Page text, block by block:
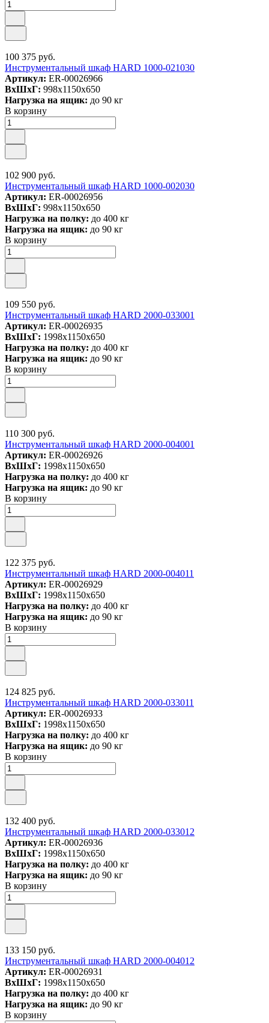
100 375 руб.
Инструментальный шкаф HARD 1000-021030
Артикул: ER-00026966
ВxШxГ: 998x1150x650
Нагрузка на ящик: до 90 кг
В корзину
102 900 руб.
Инструментальный шкаф HARD 1000-002030
Артикул: ER-00026956
ВxШxГ: 998x1150x650
Нагрузка на полку: до 400 кг
Нагрузка на ящик: до 90 кг
В корзину
109 550 руб.
Инструментальный шкаф HARD 2000-033001
Артикул: ER-00026935
ВxШxГ: 1998x1150x650
Нагрузка на полку: до 400 кг
Нагрузка на ящик: до 90 кг
В корзину
110 300 руб.
Инструментальный шкаф HARD 2000-004001
Артикул: ER-00026926
ВxШxГ: 1998x1150x650
Нагрузка на полку: до 400 кг
Нагрузка на ящик: до 90 кг
В корзину
122 375 руб.
Инструментальный шкаф HARD 2000-004011
Артикул: ER-00026929
ВxШxГ: 1998x1150x650
Нагрузка на полку: до 400 кг
Нагрузка на ящик: до 90 кг
В корзину
124 825 руб.
Инструментальный шкаф HARD 2000-033011
Артикул: ER-00026933
ВxШxГ: 1998x1150x650
Нагрузка на полку: до 400 кг
Нагрузка на ящик: до 90 кг
В корзину
132 400 руб.
Инструментальный шкаф HARD 2000-033012
Артикул: ER-00026936
ВxШxГ: 1998x1150x650
Нагрузка на полку: до 400 кг
Нагрузка на ящик: до 90 кг
В корзину
133 150 руб.
Инструментальный шкаф HARD 2000-004012
Артикул: ER-00026931
ВxШxГ: 1998x1150x650
Нагрузка на полку: до 400 кг
Нагрузка на ящик: до 90 кг
В корзину